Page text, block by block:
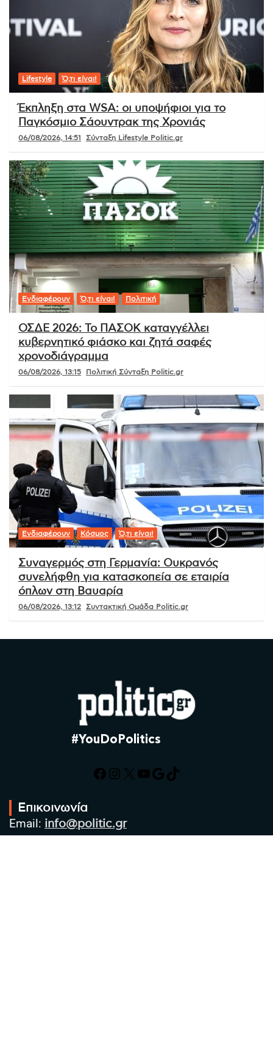
Lifestyle Ό,τι είναι!
Έκπληξη στα WSA: οι υποψήφιοι για το
Παγκόσμιο Σάουντρακ της Χρονιάς
06/08/2026, 14:51 Σύνταξη Lifestyle Politic.gr
Ενδιαφέρουν Ό,τι είναι! Πολιτική
ΟΣΔΕ 2026: Το ΠΑΣΟΚ καταγγέλλει
κυβερνητικό φιάσκο και ζητά σαφές
χρονοδιάγραμμα
06/08/2026, 13:15 Πολιτική Σύνταξη Politic.gr
Ενδιαφέρουν Κόσμος Ό,τι είναι!
Συναγερμός στη Γερμανία: Ουκρανός
συνελήφθη για κατασκοπεία σε εταιρία
όπλων στη Βαυαρία
06/08/2026, 13:12 Συντακτική Ομάδα Politic.gr
#YouDoPolitics
Facebook
Instagram
X YouTube
Google
TikTok
Επικοινωνία
Email: info@politic.gr
Τηλ: